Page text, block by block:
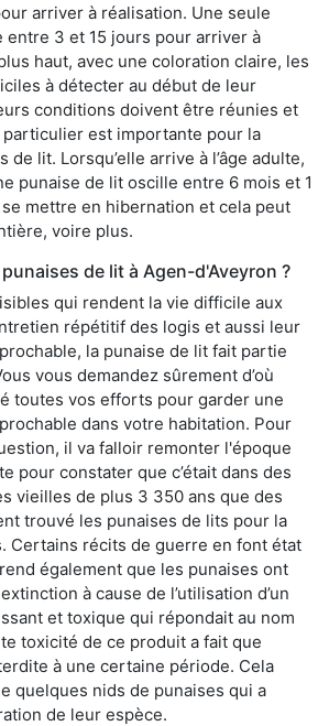
arriver à réalisation. Une seule
entre 3 et 15 jours pour arriver à
haut, avec une coloration claire, les
à détecter au début de leur
conditions doivent être réunies et
est importante pour la
de lit. Lorsqu’elle arrive à l’âge adulte,
punaise de lit oscille entre 6 mois et 1
mettre en hibernation et cela peut
voire plus.
de lit à Agen-d'Aveyron ?
qui rendent la vie difficile aux
répétitif des logis et aussi leur
la punaise de lit fait partie
vous demandez sûrement d’où
toutes vos efforts pour garder une
dans votre habitation. Pour
il va falloir remonter l'époque
pour constater que c’était dans des
vieilles de plus 3 350 ans que des
trouvé les punaises de lits pour la
Certains récits de guerre en font état
également que les punaises ont
à cause de l’utilisation d’un
et toxique qui répondait au nom
toxicité de ce produit a fait que
à une certaine période. Cela
quelques nids de punaises qui a
de leur espèce.